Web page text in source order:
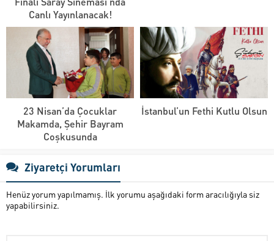
Canlı Yayınlanacak!
23 Nisan’da Çocuklar
Makamda, Şehir Bayram
Coşkusunda
İstanbul’un Fethi Kutlu Olsun
Ziyaretçi Yorumları
Henüz yorum yapılmamış. İlk yorumu aşağıdaki form aracılığıyla siz
yapabilirsiniz.